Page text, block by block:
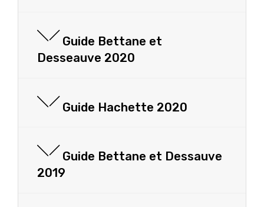
Guide Bettane et
Desseauve 2020
Guide Hachette 2020
Guide Bettane et Dessauve
2019